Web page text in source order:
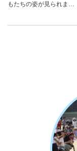
もたちの姿が見られま…